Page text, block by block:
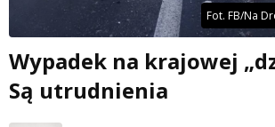
Fot. FB/Na
Wypadek na krajowej
Są utrudnienia